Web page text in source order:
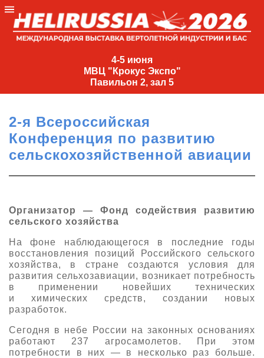
4-5 июня
МВЦ "Крокус Экспо"
Павильон 2, зал 5
4-
МВЦ
Экспо"
Павильон
2,
зал
+7
(495)
33-81
О выставке
Партнеры выставки
Даты будущих выставок
Для участников
Заявка на участие
Для посетителей
2-я Всероссийская
Конференция по развитию
сельскохозяйственной авиации
Организатор — Фонд содействия развитию
сельского хозяйства
На фоне наблюдающегося в последние годы
восстановления позиций Российского сельского
хозяйства, в стране создаются условия для
развития сельхозавиации, возникает потребность
в применении новейших технических
и химических средств, создании новых
разработок.
Сегодня в небе России на законных основаниях
работают 237 агросамолетов. При этом
потребности в них — в несколько раз больше.